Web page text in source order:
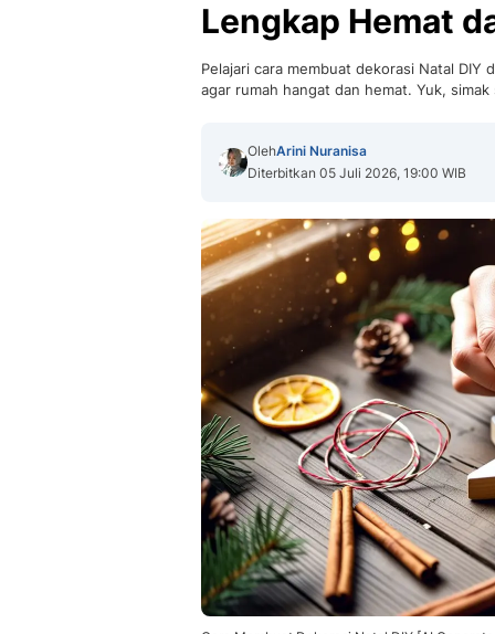
Lengkap Hemat
Pelajari cara membuat dekorasi Natal DIY
agar rumah hangat dan hemat. Yuk, simak
OlehArini Nuranisa
Diterbitkan 05 Juli 2026, 19:00 WIB